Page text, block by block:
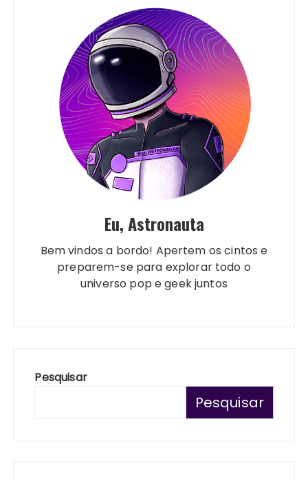
Eu, Astronauta
Bem vindos a bordo! Apertem os cintos e
preparem-se para explorar todo o
universo pop e geek juntos
Pesquisar
Pesquisar